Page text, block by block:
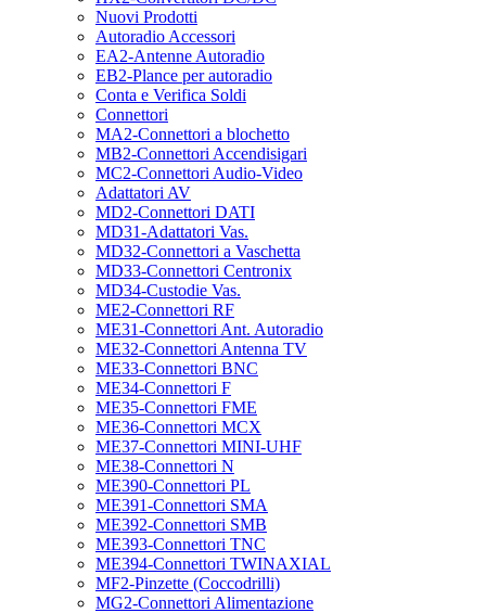
Nuovi Prodotti
Autoradio Accessori
EA2-Antenne Autoradio
EB2-Plance per autoradio
Conta e Verifica Soldi
Connettori
MA2-Connettori a blochetto
MB2-Connettori Accendisigari
MC2-Connettori Audio-Video
Adattatori AV
MD2-Connettori DATI
MD31-Adattatori Vas.
MD32-Connettori a Vaschetta
MD33-Connettori Centronix
MD34-Custodie Vas.
ME2-Connettori RF
ME31-Connettori Ant. Autoradio
ME32-Connettori Antenna TV
ME33-Connettori BNC
ME34-Connettori F
ME35-Connettori FME
ME36-Connettori MCX
ME37-Connettori MINI-UHF
ME38-Connettori N
ME390-Connettori PL
ME391-Connettori SMA
ME392-Connettori SMB
ME393-Connettori TNC
ME394-Connettori TWINAXIAL
MF2-Pinzette (Coccodrilli)
MG2-Connettori Alimentazione